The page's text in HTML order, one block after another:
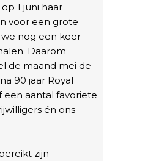
1 juni haar
voor een grote
nog een keer
Daarom
de maand mei de
90 jaar Royal
een aantal favoriete
én ons
zijn